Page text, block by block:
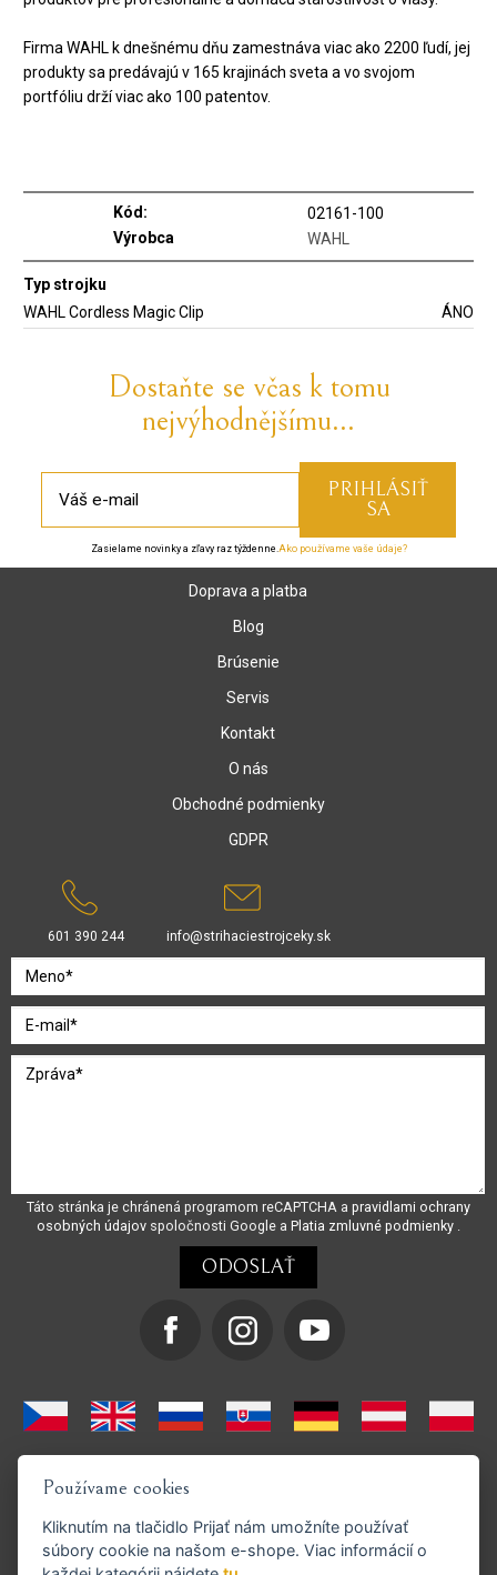
Firma WAHL k dnešnému dňu zamestnáva viac ako 2200 ľudí, jej
produkty sa predávajú v 165 krajinách sveta a vo svojom
portfóliu drží viac ako 100 patentov.
Kód:
02161-100
Výrobca
WAHL
Typ strojku
WAHL Cordless Magic Clip
ÁNO
Dostaňte se včas k tomu
nejvýhodnějšímu...
Zasielame novinky a zľavy raz týždenne.Ako používame vaše údaje?
Doprava a platba
Blog
Brúsenie
Servis
Kontakt
O nás
Obchodné podmienky
GDPR
601 390 244 info@strihaciestrojceky.sk
Táto stránka je chránená programom reCAPTCHA a pravidlami ochrany
osobných údajov spoločnosti Google a Platia zmluvné podmienky .
Používame cookies
Kliknutím na tlačidlo Prijať nám umožníte používať
súbory cookie na našom e-shope. Viac informácií o